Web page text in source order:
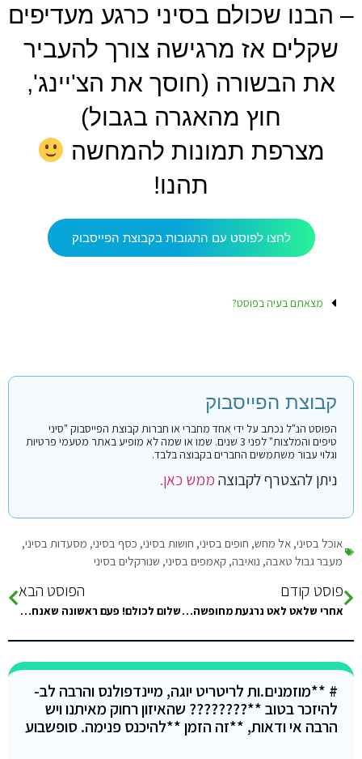
– הבנו שכולם בסיני כרגע מעדיפים
שקלים אז מרגישה צורך להעביר
את הבשורה (חוסך את הצ'יינג',
חוץ מהאגרה בגבול)
מצרפת תמונות להמחשה
תהנו!
לחצו לפוסט עם התגובות בקבוצת הפייסבוק
מצאתם בעיה בפוסט?
קבוצת הפייסבוק
הפוסט הנ"ל נכתב על ידי אחד מחברי או חברות קבוצת הפייסבוק "סיני
טיפים והמלצות" לפני 3 שנים. שמו או שמה לא מופיע באתר מטעמי פרטיות
וגלוי עבור משתמשים החברים בקבוצה בלבד.
ניתן להצטרף לקבוצהממש כאן.
אוכל בסיני, אל מחש, חופים בסיני, חושות בסיני, כסף בסיני, מסעדות בסיני,
מעבר גבול טאבה, נואיבה, קאמפים בסיני, שנורקלים בסיני
פוסט קודם
אחרי שלאט לאט נרגעת מחופשה חלומית בטאבה, רוצה להמליץ לכם קודם כל על החברה שדרכה נסענו, סיני פור יו סיני
הפוסט הבא
שלום לכולם! פעם ראשונה שאנחנו ניסע לסיני ואנחנו רוצים לנסוע לשארם, אנחנו זוג פלוס ילדה, מה עדיף טיסה או נסיעה במונית
# **מוזמנים.ות לריטריט יוגה, מיינדפולנס והרבה לב-
להיזכר בטוב **???????? שהאיזון רחוק מאיתנו ויש
הרבה אי ודאות, **זה הזמן **להיכנס פנימה. סופשבוע